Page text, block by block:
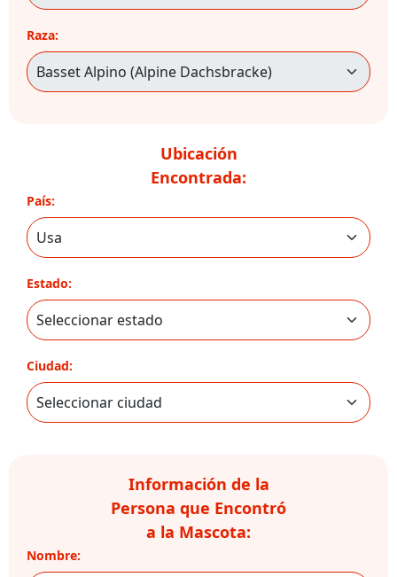
Raza:
Ubicación
Encontrada:
País:
Estado:
Ciudad:
Información de la
Persona que Encontró
a la Mascota:
Nombre: